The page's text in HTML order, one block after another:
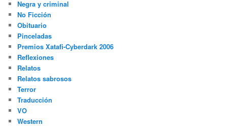
Negra y criminal
No Ficción
Obituario
Pinceladas
Premios Xatafi-Cyberdark 2006
Reflexiones
Relatos
Relatos sabrosos
Terror
Traducción
VO
Western